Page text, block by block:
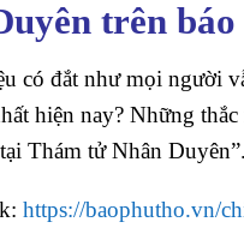
trên
có đắt như mọi người
hiện nay? Những
Thám tử Nhân Duyên”.
https://baophutho.vn/